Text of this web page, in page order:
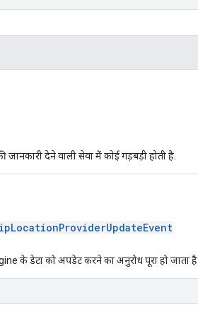
जानकारी देने वाली सेवा में कोई गड़बड़ी होती है.
के डेटा को अपडेट करने का अनुरोध पूरा हो जाता है.